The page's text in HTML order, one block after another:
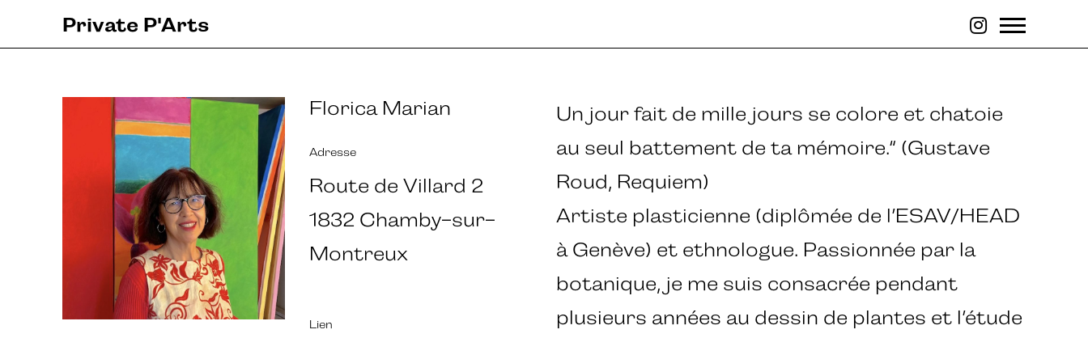
Private P'Arts
Florica Marian
Adresse
Route de Villard 2
1832 Chamby-sur-
Montreux
Lien
Un jour fait de mille jours se colore et chatoie
au seul battement de ta mémoire.“ (Gustave
Roud, Requiem)
Artiste plasticienne (diplômée de l’ESAV/HEAD
à Genève) et ethnologue. Passionnée par la
botanique, je me suis consacrée pendant
plusieurs années au dessin de plantes et l’étude